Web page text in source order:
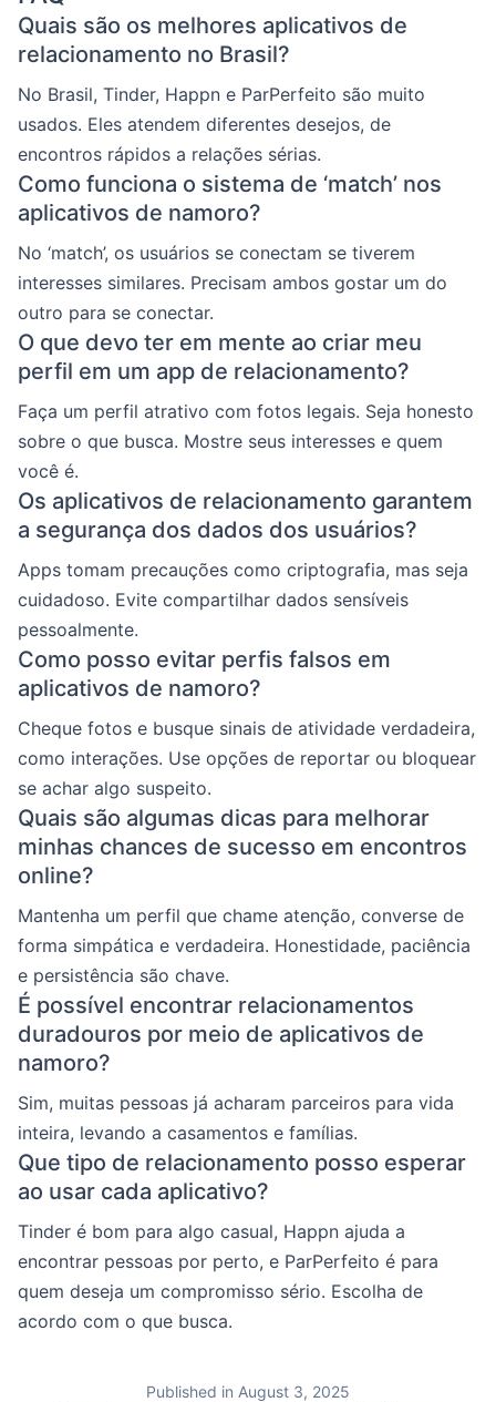
Quais são os melhores aplicativos de
relacionamento no Brasil?
No Brasil, Tinder, Happn e ParPerfeito são muito
usados. Eles atendem diferentes desejos, de
encontros rápidos a relações sérias.
Como funciona o sistema de ‘match’ nos
aplicativos de namoro?
No ‘match’, os usuários se conectam se tiverem
interesses similares. Precisam ambos gostar um do
outro para se conectar.
O que devo ter em mente ao criar meu
perfil em um app de relacionamento?
Faça um perfil atrativo com fotos legais. Seja honesto
sobre o que busca. Mostre seus interesses e quem
você é.
Os aplicativos de relacionamento garantem
a segurança dos dados dos usuários?
Apps tomam precauções como criptografia, mas seja
cuidadoso. Evite compartilhar dados sensíveis
pessoalmente.
Como posso evitar perfis falsos em
aplicativos de namoro?
Cheque fotos e busque sinais de atividade verdadeira,
como interações. Use opções de reportar ou bloquear
se achar algo suspeito.
Quais são algumas dicas para melhorar
minhas chances de sucesso em encontros
online?
Mantenha um perfil que chame atenção, converse de
forma simpática e verdadeira. Honestidade, paciência
e persistência são chave.
É possível encontrar relacionamentos
duradouros por meio de aplicativos de
namoro?
Sim, muitas pessoas já acharam parceiros para vida
inteira, levando a casamentos e famílias.
Que tipo de relacionamento posso esperar
ao usar cada aplicativo?
Tinder é bom para algo casual, Happn ajuda a
encontrar pessoas por perto, e ParPerfeito é para
quem deseja um compromisso sério. Escolha de
acordo com o que busca.
Published in August 3, 2025